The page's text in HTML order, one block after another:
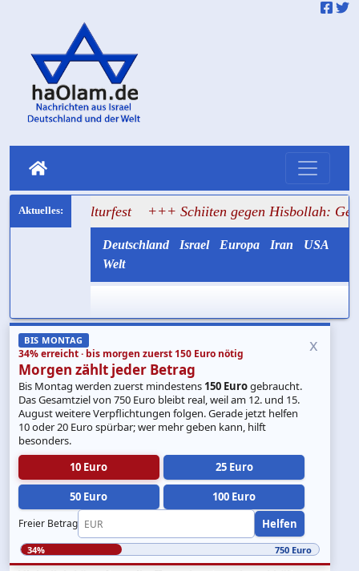
Kulturfest +++ Schiiten gegen Hisbollah: Gemayel ruft
Deutschland Israel Europa Iran
USA
Welt
BIS MONTAG
34% erreicht · bis morgen zuerst 150 Euro nötig
Morgen zählt jeder Betrag
Bis Montag werden zuerst mindestens 150 Eurogebraucht.
Das Gesamtziel von 750 Euro bleibt real, weil am 12. und 15.
August weitere Verpflichtungen folgen. Gerade jetzt helfen
10 oder 20 Euro spürbar; wer mehr geben kann, hilft
besonders.
10 Euro
25 Euro
50 Euro 100 Euro
Freier Betrag Helfen
x
34% 750 Euro